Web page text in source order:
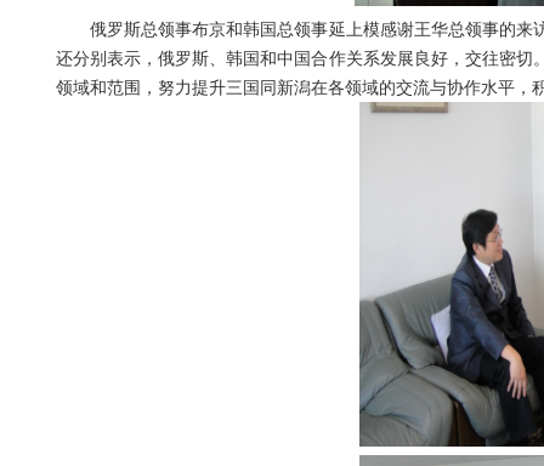
俄罗斯总领事布京和韩国总领事延上模感谢王华总领事的来
还分别表示，俄罗斯、韩国和中国合作关系发展良好，交往密
领域和范围，努力提升三国同新潟在各领域的交流与协作水平，